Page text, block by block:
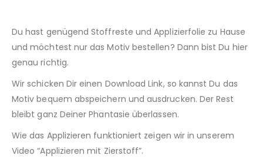
Du hast genügend Stoffreste und Applizierfolie zu Hause
und möchtest nur das Motiv bestellen? Dann bist Du hier
genau richtig.
Wir schicken Dir einen Download Link, so kannst Du das
Motiv bequem abspeichern und ausdrucken. Der Rest
bleibt ganz Deiner Phantasie überlassen.
Wie das Applizieren funktioniert zeigen wir in unserem
Video “Applizieren mit Zierstoff”.